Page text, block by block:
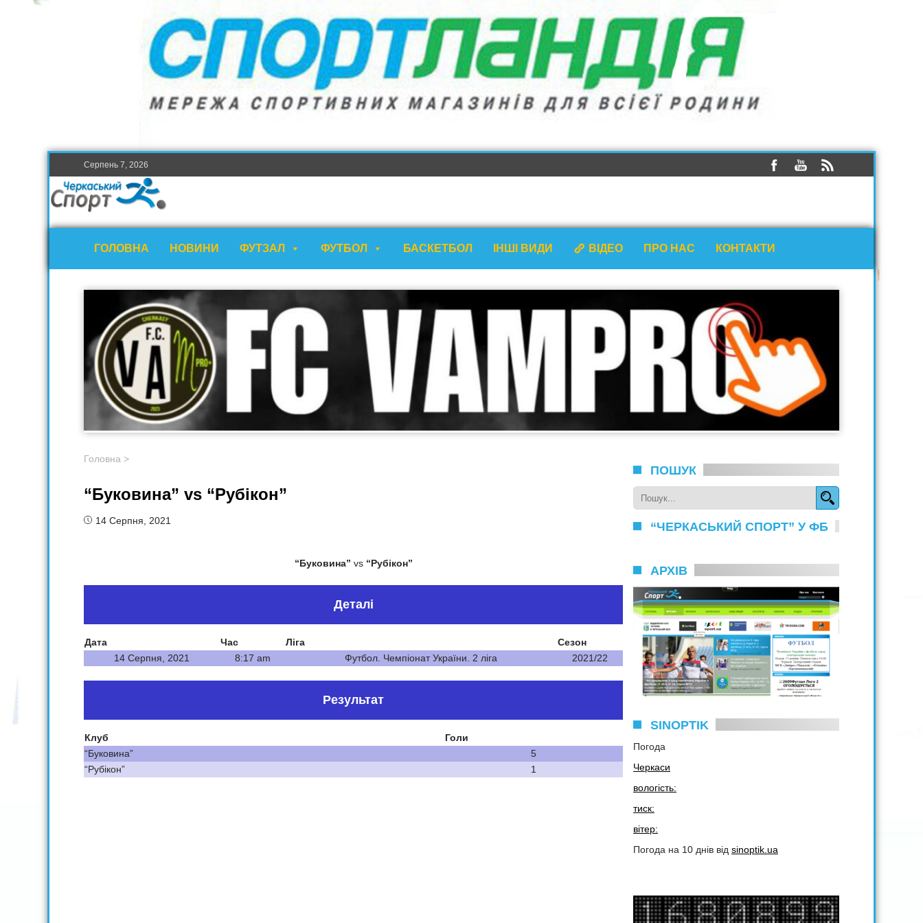
Серпень 7, 2026
ГОЛОВНА НОВИНИ ФУТЗАЛ ФУТБОЛ БАСКЕТБОЛ ІНШІ ВИДИ ВІДЕО ПРО НАС КОНТАКТИ
Головна >
“Буковина” vs “Рубікон”
14 Серпня, 2021
“Буковина” vs “Рубікон”
Деталі
Дата Час Ліга
Сезон
14 Серпня, 2021
8:17 am Футбол. Чемпіонат України. 2 ліга 2021/22
Результат
Клуб
Голи
“Буковина”
5
“Рубікон”
1
ПОШУК
“ЧЕРКАСЬКИЙ СПОРТ” У ФБ
АРХІВ
SINOPTIK
Погода
Черкаси
вологість:
тиск:
вітер:
Погода на 10 днів від sinoptik.ua